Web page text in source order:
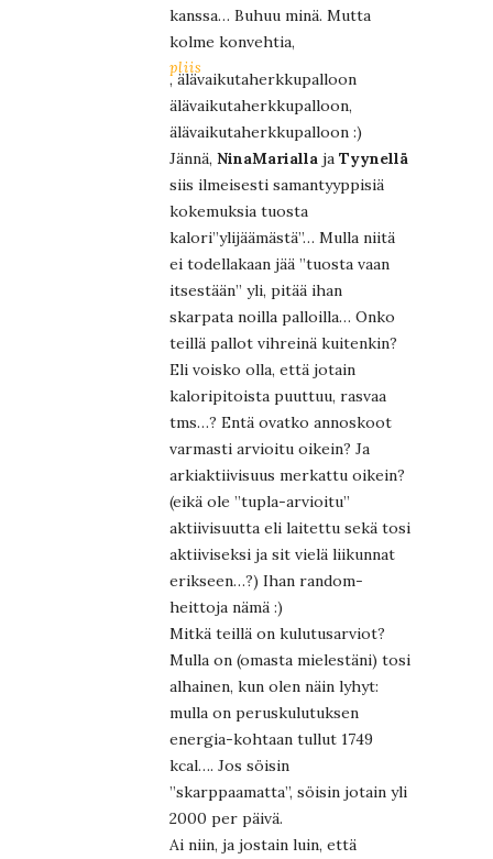
kanssa… Buhuu minä. Mutta
kolme konvehtia,
pliis
, älävaikutaherkkupalloon
älävaikutaherkkupalloon,
älävaikutaherkkupalloon :)
Jännä, NinaMarialla ja Tyynellä
siis ilmeisesti samantyyppisiä
kokemuksia tuosta
kalori”ylijäämästä”… Mulla niitä
ei todellakaan jää ”tuosta vaan
itsestään” yli, pitää ihan
skarpata noilla palloilla… Onko
teillä pallot vihreinä kuitenkin?
Eli voisko olla, että jotain
kaloripitoista puuttuu, rasvaa
tms…? Entä ovatko annoskoot
varmasti arvioitu oikein? Ja
arkiaktiivisuus merkattu oikein?
(eikä ole ”tupla-arvioitu”
aktiivisuutta eli laitettu sekä tosi
aktiiviseksi ja sit vielä liikunnat
erikseen…?) Ihan random-
heittoja nämä :)
Mitkä teillä on kulutusarviot?
Mulla on (omasta mielestäni) tosi
alhainen, kun olen näin lyhyt:
mulla on peruskulutuksen
energia-kohtaan tullut 1749
kcal…. Jos söisin
”skarppaamatta”, söisin jotain yli
2000 per päivä.
Ai niin, ja jostain luin, että